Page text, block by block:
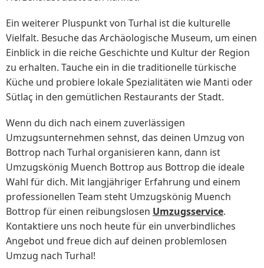
Ein weiterer Pluspunkt von Turhal ist die kulturelle
Vielfalt. Besuche das Archäologische Museum, um einen
Einblick in die reiche Geschichte und Kultur der Region
zu erhalten. Tauche ein in die traditionelle türkische
Küche und probiere lokale Spezialitäten wie Manti oder
Sütlaç in den gemütlichen Restaurants der Stadt.
Wenn du dich nach einem zuverlässigen
Umzugsunternehmen sehnst, das deinen Umzug von
Bottrop nach Turhal organisieren kann, dann ist
Umzugskönig Muench Bottrop aus Bottrop die ideale
Wahl für dich. Mit langjähriger Erfahrung und einem
professionellen Team steht Umzugskönig Muench
Bottrop für einen reibungslosen Umzugsservice.
Kontaktiere uns noch heute für ein unverbindliches
Angebot und freue dich auf deinen problemlosen
Umzug nach Turhal!